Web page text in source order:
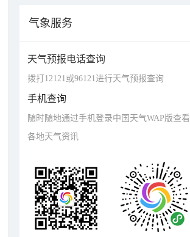
气象服务
天气预报电话查询
拨打12121或96121进行天气预报查询
手机查询
随时随地通过手机登录中国天气WAP版查看
各地天气资讯